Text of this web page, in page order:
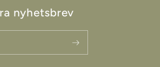
nyhetsbrev